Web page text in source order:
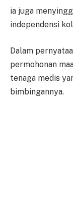
ia juga
independensi
Dalam
permohonan
tenaga medis
bimbingannya.